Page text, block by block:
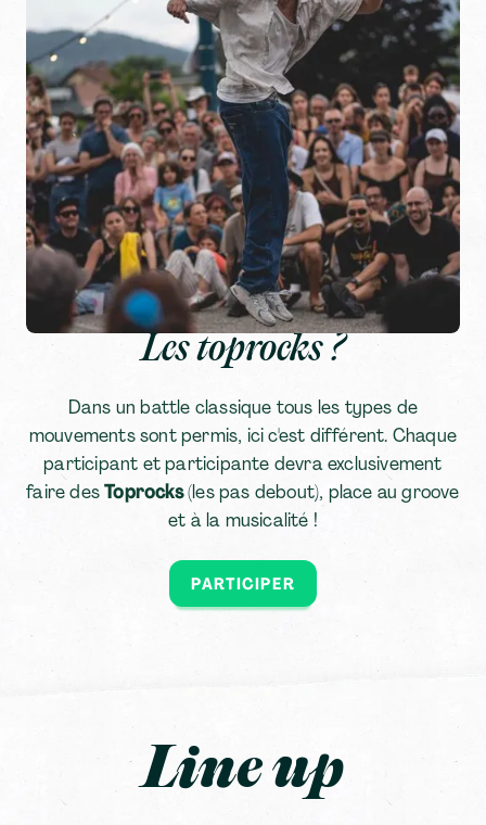
Les toprocks ?
Dans un battle classique tous les types de
mouvements sont permis, ici c'est différent. Chaque
participant et participante devra exclusivement
faire desToprocks(les pas debout), place au groove
et à la musicalité !
PARTICIPER
Line up